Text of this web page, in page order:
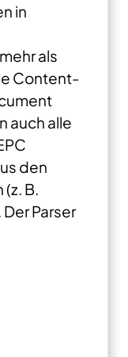
in
als
Content-
auch alle
den
B.
Der Parser